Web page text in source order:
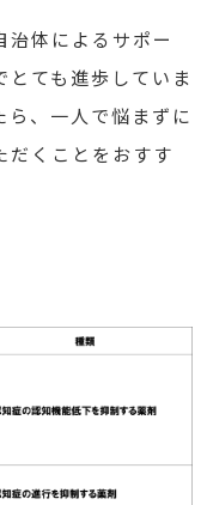
体によるサポー
とても進歩していま
ら、一人で悩まずに
だくことをおすす